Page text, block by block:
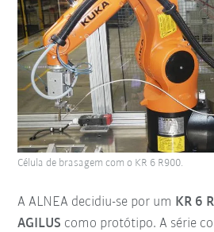
A ALNEA decidiu-se por um KR 6
AGILUS como protótipo. A série
Célula de brasagem com o KR 6 R900.